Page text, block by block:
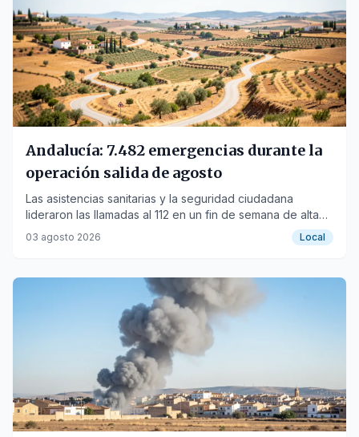
Andalucía: 7.482 emergencias durante la
operación salida de agosto
Las asistencias sanitarias y la seguridad ciudadana
lideraron las llamadas al 112 en un fin de semana de alta
movilidad.
03 agosto 2026 Local